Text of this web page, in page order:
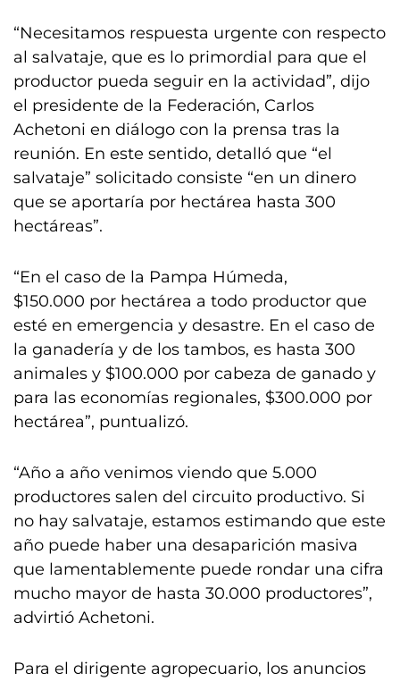
“Necesitamos respuesta urgente con respecto
al salvataje, que es lo primordial para que el
productor pueda seguir en la actividad”, dijo
el presidente de la Federación, Carlos
Achetoni en diálogo con la prensa tras la
reunión. En este sentido, detalló que “el
salvataje” solicitado consiste “en un dinero
que se aportaría por hectárea hasta 300
hectáreas”.
“En el caso de la Pampa Húmeda,
$150.000 por hectárea a todo productor que
esté en emergencia y desastre. En el caso de
la ganadería y de los tambos, es hasta 300
animales y $100.000 por cabeza de ganado y
para las economías regionales, $300.000 por
hectárea”, puntualizó.
“Año a año venimos viendo que 5.000
productores salen del circuito productivo. Si
no hay salvataje, estamos estimando que este
año puede haber una desaparición masiva
que lamentablemente puede rondar una cifra
mucho mayor de hasta 30.000 productores”,
advirtió Achetoni.
Para el dirigente agropecuario, los anuncios